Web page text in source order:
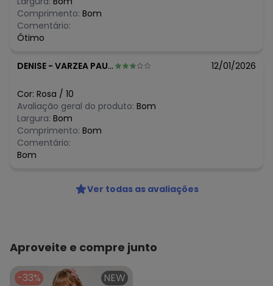
março/2026
fevereiro/2026
Comprimento: Bom
Comentário:
Ótimo
DENISE - VARZEA PAULISTA - SP 12/01/2026
Cor: Rosa / 10
Avaliação geral do produto: Bom
Largura: Bom
Comprimento: Bom
Comentário:
Bom
Ver todas as avaliações
Aproveite e compre junto
-33% NEW